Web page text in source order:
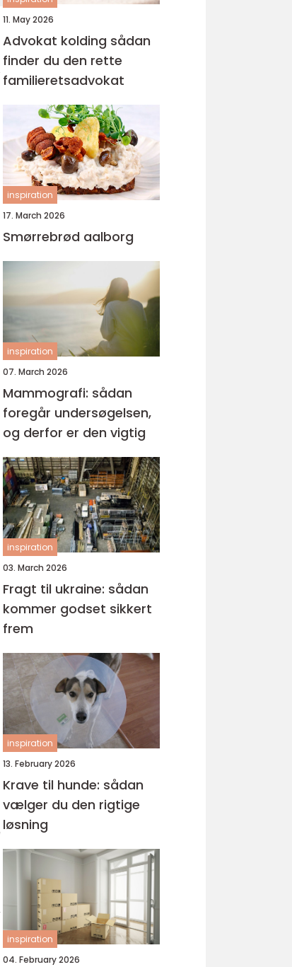
11. May 2026
Advokat kolding sådan
finder du den rette
familieretsadvokat
inspiration
17. March 2026
Smørrebrød aalborg
inspiration
07. March 2026
Mammografi: sådan
foregår undersøgelsen,
og derfor er den vigtig
inspiration
03. March 2026
Fragt til ukraine: sådan
kommer godset sikkert
frem
inspiration
13. February 2026
Krave til hunde: sådan
vælger du den rigtige
løsning
inspiration
04. February 2026